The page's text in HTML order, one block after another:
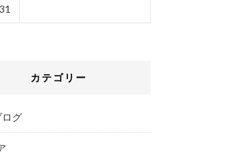
31
カテゴリー
ログ